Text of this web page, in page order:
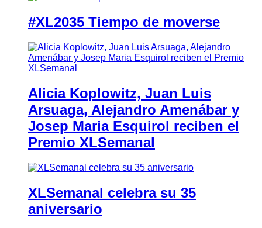
#XL2035 Tiempo de moverse
Alicia Koplowitz, Juan Luis
Arsuaga, Alejandro Amenábar y
Josep Maria Esquirol reciben el
Premio XLSemanal
XLSemanal celebra su 35
aniversario